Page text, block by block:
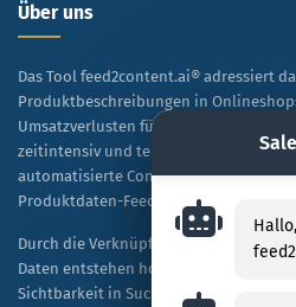
Über uns
Das Tool feed2content.ai® adressiert
Produktbeschreibungen in
Umsatzverlusten führen. Während
zeitintensiv und teuer ist, ermöglicht
automatisierte Content-Generierung
Produktdaten-Feeds.
Durch die Verknüpfung von KI-
Daten entstehen hochwertige, SEO-
Sichtbarkeit in Suchmaschinen als